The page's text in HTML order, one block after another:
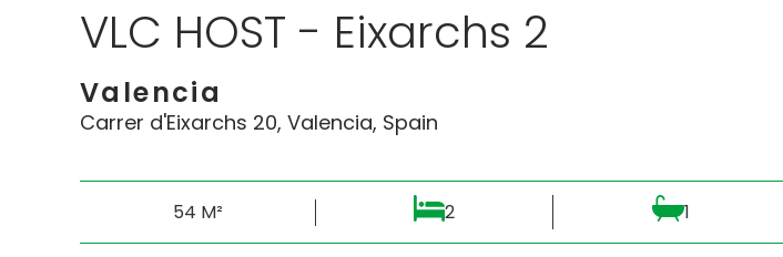
VLC HOST - Eixarchs 2
Valencia
Carrer d'Eixarchs 20, Valencia, Spain
54 M² 2 1